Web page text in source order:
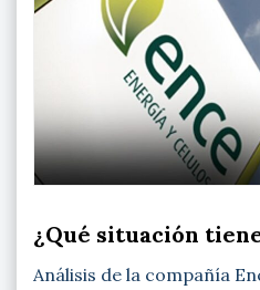
¿Qué situación
Análisis de la compañía